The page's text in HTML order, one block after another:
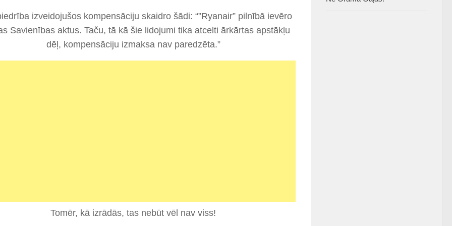
izveidojušos kompensāciju skaidro šādi: “”Ryanair” pilnībā ievēro
Savienības aktus. Taču, tā kā šie lidojumi tika atcelti ārkārtas apstākļu
dēļ, kompensāciju izmaksa nav paredzēta.”
Tomēr, kā izrādās, tas nebūt vēl nav viss!